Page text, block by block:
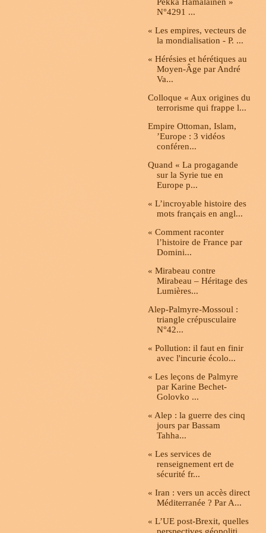
Pekka Hämäläinen »
N°4291 ...
« Les empires, vecteurs de
la mondialisation - P. ...
« Hérésies et hérétiques au
Moyen-Âge par André
Va...
Colloque « Aux origines du
terrorisme qui frappe l...
Empire Ottoman, Islam,
’Europe : 3 vidéos
conféren...
Quand « La progagande
sur la Syrie tue en
Europe p...
« L’incroyable histoire des
mots français en angl...
« Comment raconter
l’histoire de France par
Domini...
« Mirabeau contre
Mirabeau – Héritage des
Lumières...
Alep-Palmyre-Mossoul :
triangle crépusculaire
N°42...
« Pollution: il faut en finir
avec l'incurie écolo...
« Les leçons de Palmyre
par Karine Bechet-
Golovko ...
« Alep : la guerre des cinq
jours par Bassam
Tahha...
« Les services de
renseignement ert de
sécurité fr...
« Iran : vers un accès direct
Méditerranée ? Par A...
« L’UE post-Brexit, quelles
perspectives géopoliti...